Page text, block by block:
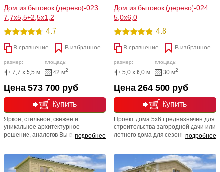
Дом из бытовок (дерево)-023
7,7х5,5+2,5х1,2
4.7
В сравнение В избранное
размер:
7,7 x 5,5 м
площадь:
42 м2
Купить
Цена 573 700 руб
подробнее
Яркое, стильное, свежее и
уникальное архитектурное
решение, аналогов Вы вряд ли
многофункциональность в
исполнении, отделан
Дом из бытовок (дерево)-024
5,0х6,0
4.8
В сравнение В избранное
размер:
5,0 x 6,0 м
площадь:
30 м2
Купить
Цена 264 500 руб
подробнее
Проект дома 5х6 предназначен для
строительства загородной дачи или
летнего дома для сезонного
станет экологически чистым
современным жильем, в котором